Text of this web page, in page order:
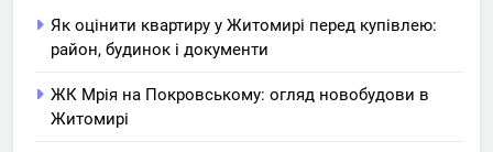
Як оцінити квартиру у Житомирі перед купівлею:
район, будинок і документи
ЖК Мрія на Покровському: огляд новобудови в
Житомирі